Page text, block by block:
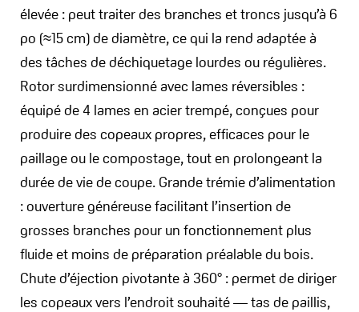
élevée : peut traiter des branches et troncs jusqu’à 6
po (≈15 cm) de diamètre, ce qui la rend adaptée à
des tâches de déchiquetage lourdes ou régulières.
Rotor surdimensionné avec lames réversibles :
équipé de 4 lames en acier trempé, conçues pour
produire des copeaux propres, efficaces pour le
paillage ou le compostage, tout en prolongeant la
durée de vie de coupe. Grande trémie d’alimentation
: ouverture généreuse facilitant l’insertion de
grosses branches pour un fonctionnement plus
fluide et moins de préparation préalable du bois.
Chute d’éjection pivotante à 360° : permet de diriger
les copeaux vers l’endroit souhaité — tas de paillis,